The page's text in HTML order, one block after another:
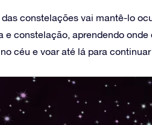
das constelações vai mantê-lo
e constelação, aprendendo
céu e voar até lá para